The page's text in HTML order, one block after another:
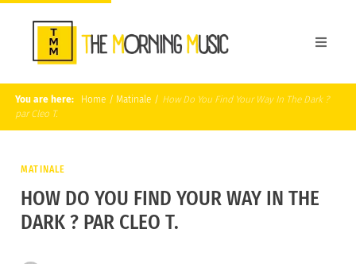
You are here: Home / Matinale / How Do You Find Your Way In The Dark ?
par Cleo T.
MATINALE
HOW DO YOU FIND YOUR WAY IN THE
DARK ? PAR CLEO T.